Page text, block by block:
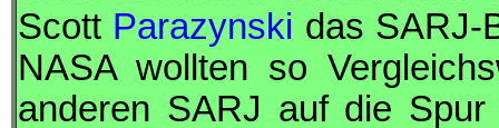
Scott Parazynski das SARJ-
NASAwollten so
anderen SARJ auf die Spur